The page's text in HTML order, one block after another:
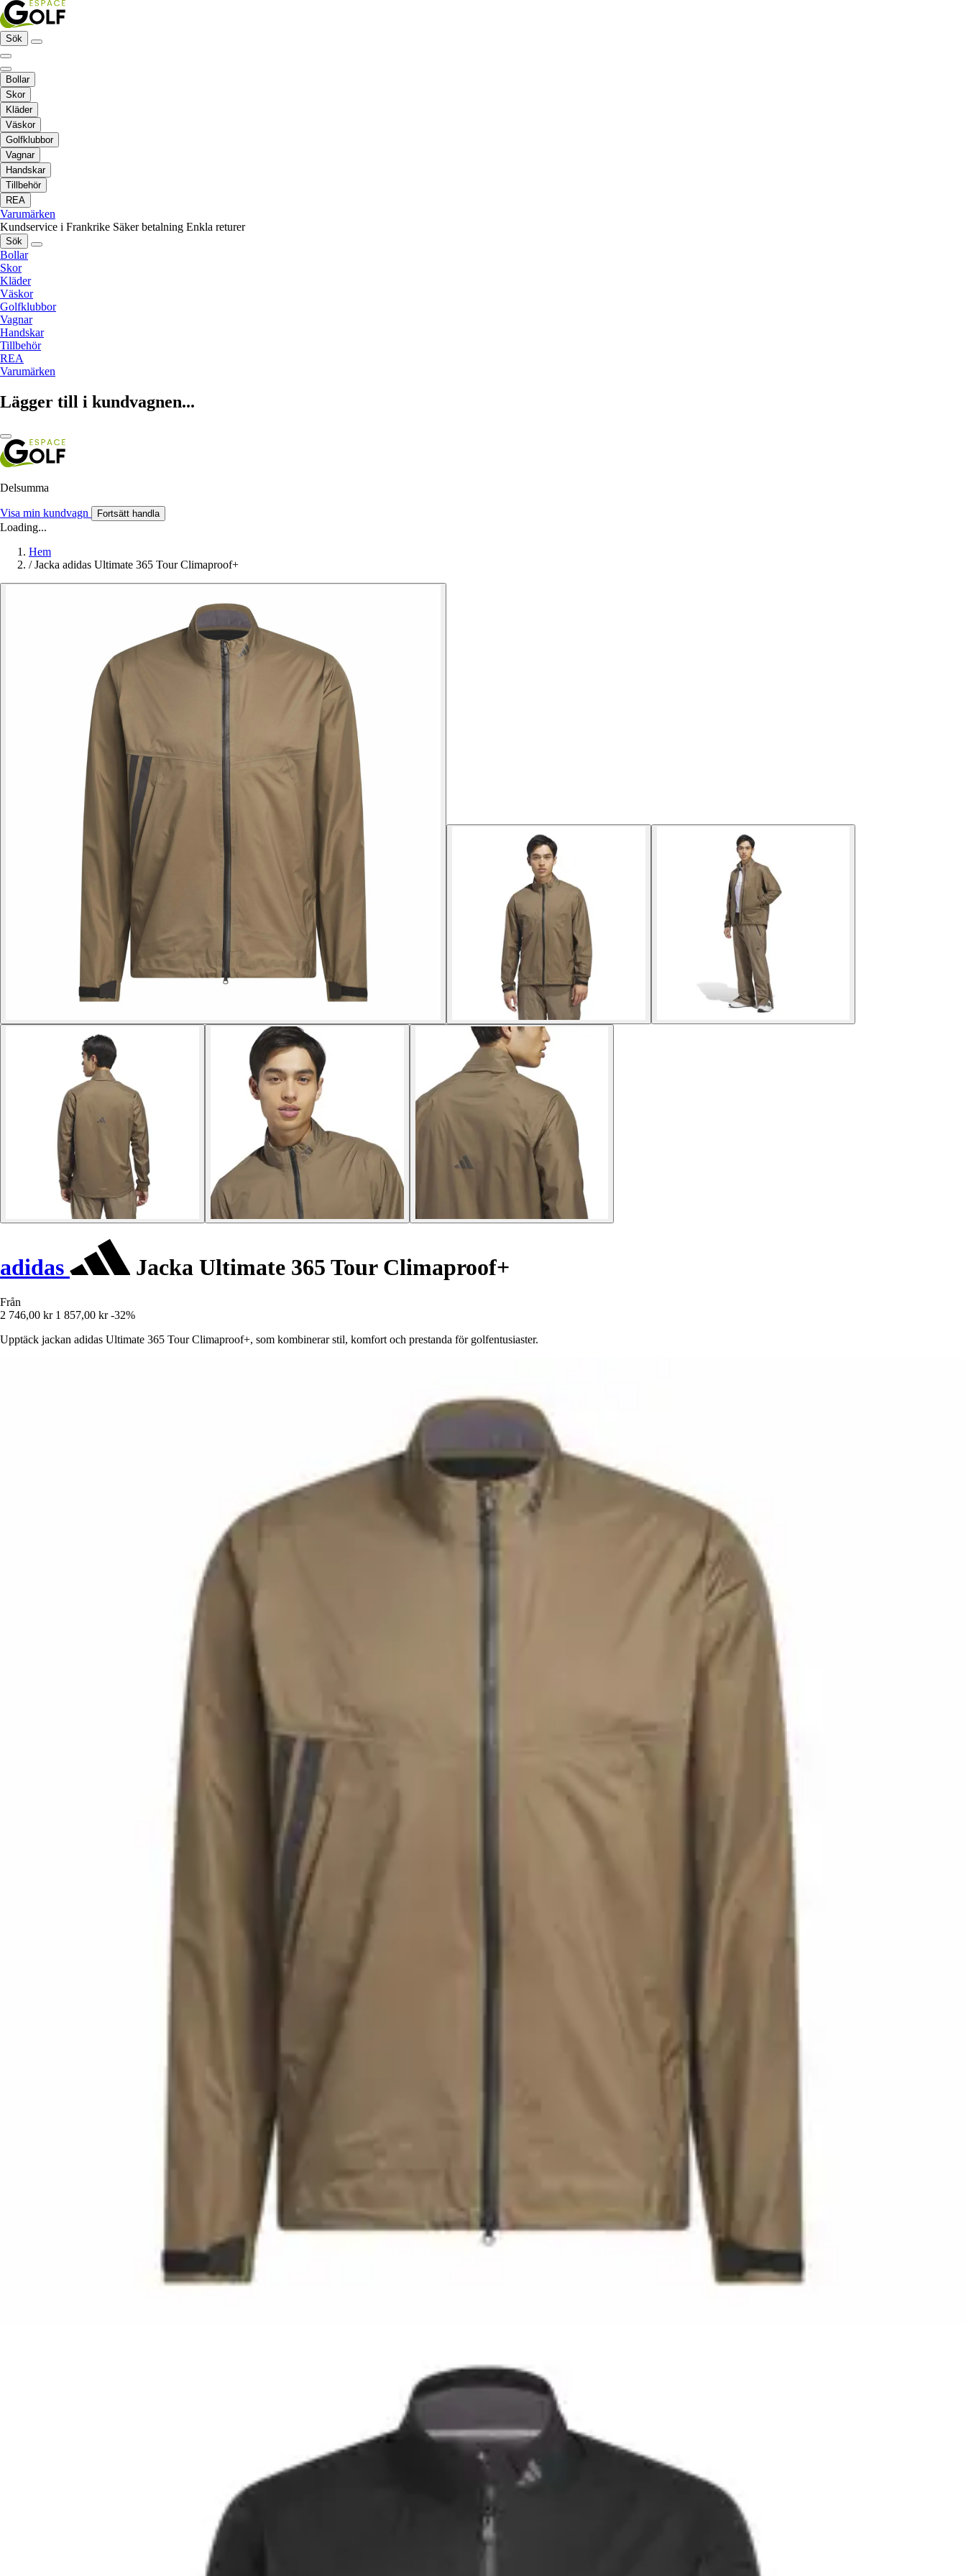
Sök
Bollar
Skor
Kläder
Väskor
Golfklubbor
Vagnar
Handskar
Tillbehör
REA
Varumärken
Kundservice i Frankrike Säker betalning Enkla returer
Sök
Bollar
Skor
Kläder
Väskor
Golfklubbor
Vagnar
Handskar
Tillbehör
REA
Varumärken
Lägger till i kundvagnen...
Delsumma
Visa min kundvagn Fortsätt handla
Loading...
Hem
/ Jacka adidas Ultimate 365 Tour Climaproof+
adidas Jacka Ultimate 365 Tour Climaproof+
Från
2 746,00 kr 1 857,00 kr -32%
Upptäck jackan adidas Ultimate 365 Tour Climaproof+, som kombinerar stil, komfort och prestanda för golfentusiaster.